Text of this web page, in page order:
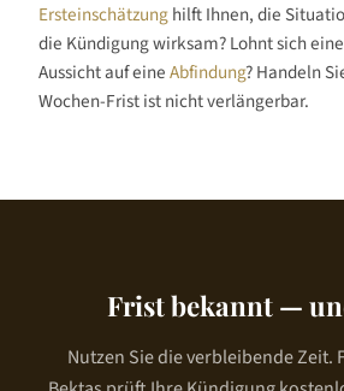
Ersteinschätzunghilft Ihnen, die
die Kündigung wirksam? Lohnt sich
Aussicht auf eineAbfindung? Handeln
Wochen-Frist ist nicht verlängerbar.
Frist bekannt —
Nutzen Sie die verbleibende Zeit.